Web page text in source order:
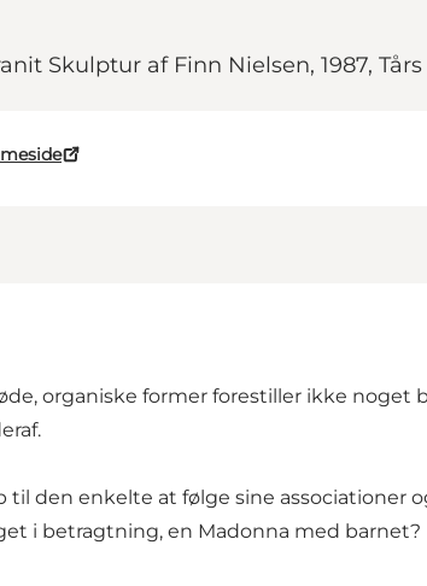
Skulptur af Finn Nielsen, 1987, Tårs
organiske former forestiller ikke
til den enkelte at følge sine associationer
i betragtning, en Madonna med barnet?